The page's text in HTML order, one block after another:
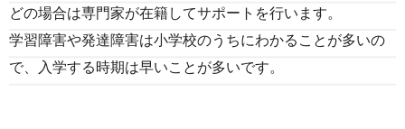
どの場合は専門家が在籍してサポートを行います。
学習障害や発達障害は小学校のうちにわかることが多いの
で、入学する時期は早いことが多いです。